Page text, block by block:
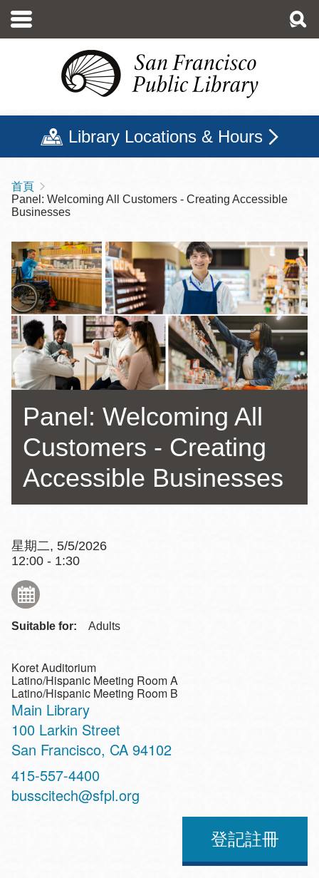
至
Library Locations & Hours
導
航
連
結
首頁
Panel: Welcoming All Customers - Creating Accessible
Businesses
Panel: Welcoming All
Customers - Creating
Accessible Businesses
星期二, 5/5/2026
12:00 - 1:30
Suitable for: Adults
Koret Auditorium
Latino/Hispanic Meeting Room A
Latino/Hispanic Meeting Room B
Main Library
Address
100 Larkin Street
San Francisco, CA 94102
Contact
Telephone
415-557-4400
busscitech@sfpl.org
登記註冊